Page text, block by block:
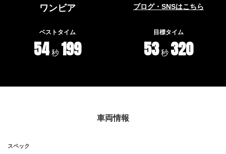
ワンビア
ブログ・SNSはこちら
ベストタイム
54秒 199
目標タイム
53秒 320
車両情報
スペック